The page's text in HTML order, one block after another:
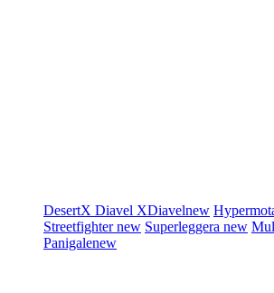
DesertX Diavel XDiavelnew
Streetfighternew Superleggera new
Panigalenew